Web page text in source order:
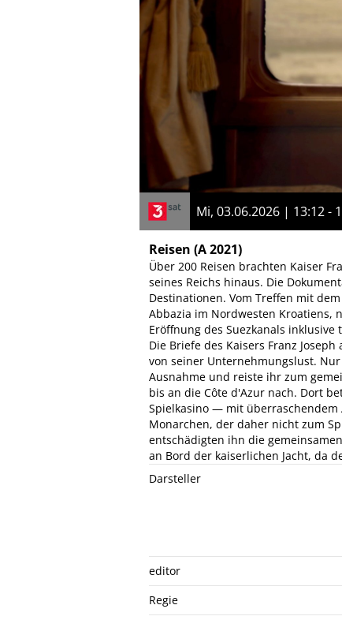
Mi, 03.06.2026 | 13:12 -
Reisen (A 2021)
Über 200 Reisen brachten Kaiser
seines Reichs hinaus. Die
Destinationen. Vom Treffen mit
Abbazia im Nordwesten Kroatiens,
Eröffnung des Suezkanals
Die Briefe des Kaisers Franz
von seiner Unternehmungslust.
Ausnahme und reiste ihr zum
bis an die Côte d'Azur nach. Dort
Spielkasino — mit
Monarchen, der daher nicht zum
entschädigten ihn die
an Bord der kaiserlichen Jacht, da
Darsteller
editor
Regie